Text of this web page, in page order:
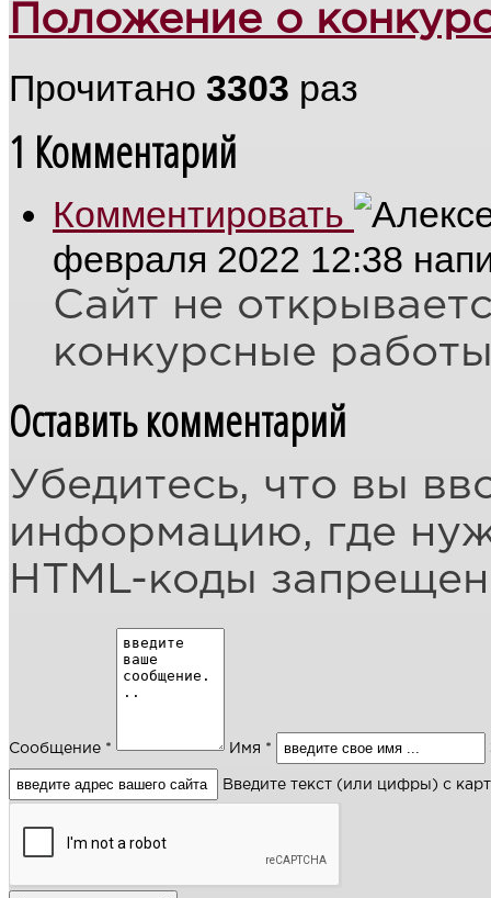
Положение о
Прочитано 3303 раз
1 Комментарий
Комментировать
февраля 2022 12:38
Сайт не
конкурсные
Оставить комментарий
Убедитесь, что вы
информацию, где
HTML-коды
Сообщение * Имя *
Введите текст (или цифры) с